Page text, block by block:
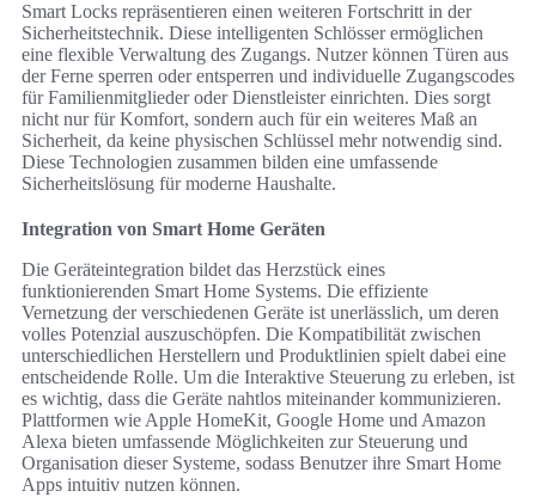
Smart Locks repräsentieren einen weiteren Fortschritt in der
Sicherheitstechnik. Diese intelligenten Schlösser ermöglichen
eine flexible Verwaltung des Zugangs. Nutzer können Türen aus
der Ferne sperren oder entsperren und individuelle Zugangscodes
für Familienmitglieder oder Dienstleister einrichten. Dies sorgt
nicht nur für Komfort, sondern auch für ein weiteres Maß an
Sicherheit, da keine physischen Schlüssel mehr notwendig sind.
Diese Technologien zusammen bilden eine umfassende
Sicherheitslösung für moderne Haushalte.
Integration von Smart Home Geräten
Die Geräteintegration bildet das Herzstück eines
funktionierenden Smart Home Systems. Die effiziente
Vernetzung der verschiedenen Geräte ist unerlässlich, um deren
volles Potenzial auszuschöpfen. Die Kompatibilität zwischen
unterschiedlichen Herstellern und Produktlinien spielt dabei eine
entscheidende Rolle. Um die Interaktive Steuerung zu erleben, ist
es wichtig, dass die Geräte nahtlos miteinander kommunizieren.
Plattformen wie Apple HomeKit, Google Home und Amazon
Alexa bieten umfassende Möglichkeiten zur Steuerung und
Organisation dieser Systeme, sodass Benutzer ihre Smart Home
Apps intuitiv nutzen können.